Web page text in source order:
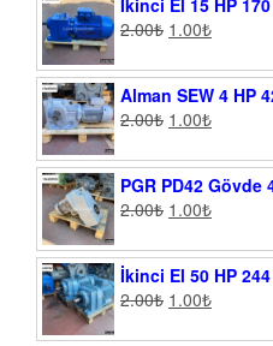
2.00₺ 1.00₺
Alman SEW 4 HP
2.00₺ 1.00₺
PGR PD42 Gövde
2.00₺ 1.00₺
İkinci El 50 HP
2.00₺ 1.00₺